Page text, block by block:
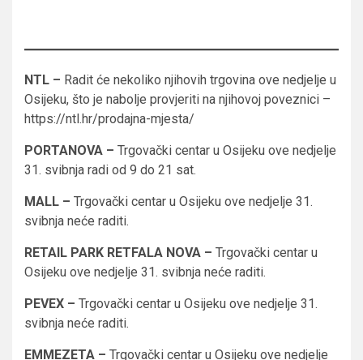
NTL – Radit će nekoliko njihovih trgovina ove nedjelje u
Osijeku, što je nabolje provjeriti na njihovoj poveznici –
https://ntl.hr/prodajna-mjesta/
PORTANOVA – Trgovački centar u Osijeku ove nedjelje
31. svibnja radi od 9 do 21 sat.
MALL – Trgovački centar u Osijeku ove nedjelje 31.
svibnja neće raditi.
RETAIL PARK RETFALA NOVA – Trgovački centar u
Osijeku ove nedjelje 31. svibnja neće raditi.
PEVEX – Trgovački centar u Osijeku ove nedjelje 31.
svibnja neće raditi.
EMMEZETA – Trgovački centar u Osijeku ove nedjelje